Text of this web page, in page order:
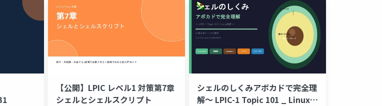
【公開】LPIC レベル1 対策第7章
シェルとシェルスクリプト
シェルのしくみアボカドで完全理
解〜 LPIC-1 Topic 101 _ Linux基